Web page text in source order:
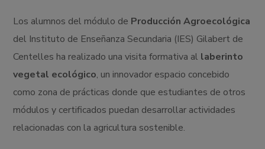
Los alumnos del módulo de Producción Agroecológica
del Instituto de Enseñanza Secundaria (IES) Gilabert de
Centelles ha realizado una visita formativa al laberinto
vegetal ecológico, un innovador espacio concebido
como zona de prácticas donde que estudiantes de otros
módulos y certificados puedan desarrollar actividades
relacionadas con la agricultura sostenible.